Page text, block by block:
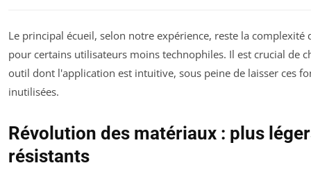
Le principal écueil, selon notre expérience, reste la complexité
pour certains utilisateurs moins technophiles. Il est crucial de
outil dont l'application est intuitive, sous peine de laisser ces
inutilisées.
Révolution des matériaux : plus
résistants